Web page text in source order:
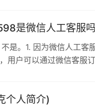
是微信人工客服吗
是。1. 因为微信人工
用户可以通过微信客服
个人简介)